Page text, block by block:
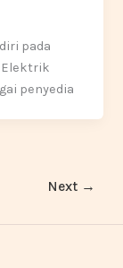
pada
Elektrik
penyedia
Next →